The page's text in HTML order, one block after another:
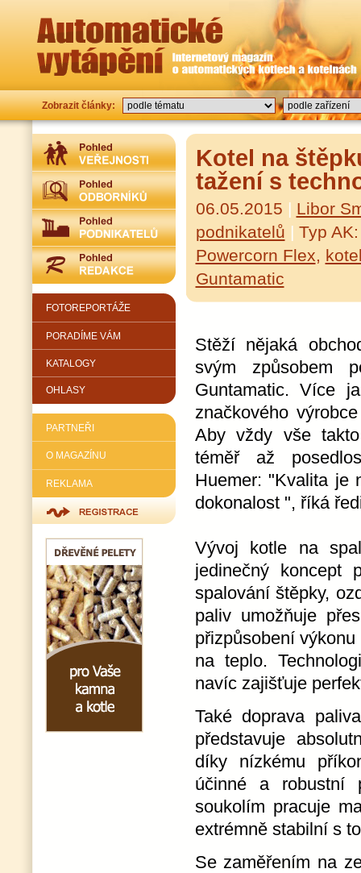
Zobrazit články:
FOTOREPORTÁŽE
PORADÍME VÁM
KATALOGY
OHLASY
PARTNEŘI
O MAGAZÍNU
REKLAMA
Kotel na
tažení s
06.05.2015 | Libor
podnikatelů | Typ
Powercorn Flex,
Guntamatic
Stěží nějaká
svým způsobem
Guntamatic. Více
značkového
Aby vždy vše
téměř až
Huemer: "Kvalita je
dokonalost ", říká
Vývoj kotle na
jedinečný koncept
spalování štěpky,
paliv umožňuje
přizpůsobení
na teplo.
navíc zajišťuje
Také doprava
představuje
díky nízkému
účinné a robustní
soukolím pracuje
extrémně stabilní s
Se zaměřením na